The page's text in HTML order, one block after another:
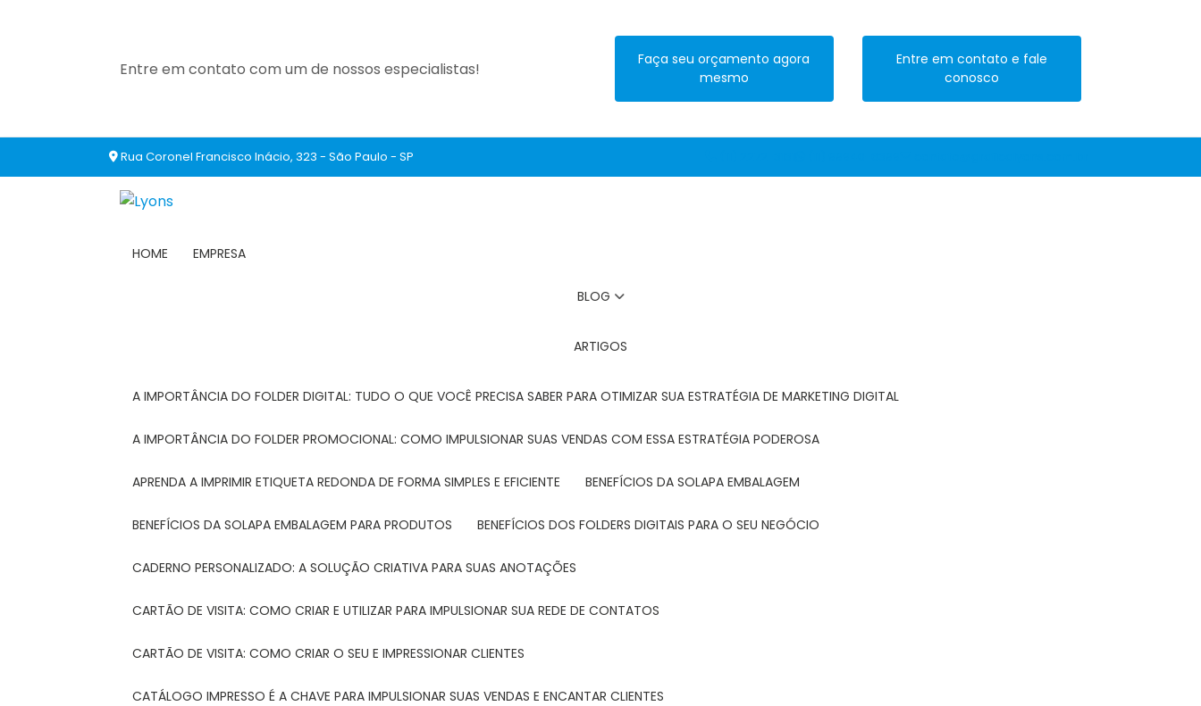
Entre em contato com um de nossos especialistas!
Faça seu orçamento agora
mesmo
Entre em contato e fale
conosco
Rua Coronel Francisco Inácio, 323 - São Paulo - SP
HOME EMPRESA
BLOG
ARTIGOS
A IMPORTÂNCIA DO FOLDER DIGITAL: TUDO O QUE VOCÊ PRECISA SABER PARA OTIMIZAR SUA ESTRATÉGIA DE MARKETING DIGITAL
A IMPORTÂNCIA DO FOLDER PROMOCIONAL: COMO IMPULSIONAR SUAS VENDAS COM ESSA ESTRATÉGIA PODEROSA
APRENDA A IMPRIMIR ETIQUETA REDONDA DE FORMA SIMPLES E EFICIENTE BENEFÍCIOS DA SOLAPA EMBALAGEM
BENEFÍCIOS DA SOLAPA EMBALAGEM PARA PRODUTOS BENEFÍCIOS DOS FOLDERS DIGITAIS PARA O SEU NEGÓCIO
CADERNO PERSONALIZADO: A SOLUÇÃO CRIATIVA PARA SUAS ANOTAÇÕES
CARTÃO DE VISITA: COMO CRIAR E UTILIZAR PARA IMPULSIONAR SUA REDE DE CONTATOS
CARTÃO DE VISITA: COMO CRIAR O SEU E IMPRESSIONAR CLIENTES
CATÁLOGO IMPRESSO É A CHAVE PARA IMPULSIONAR SUAS VENDAS E ENCANTAR CLIENTES